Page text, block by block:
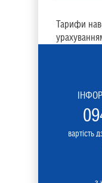
Тарифи
вартість